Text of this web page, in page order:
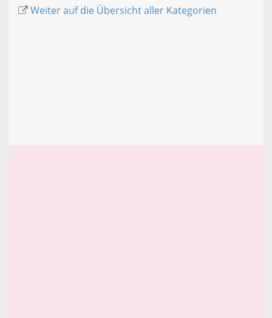
Weiter auf die Übersicht aller Kategorien